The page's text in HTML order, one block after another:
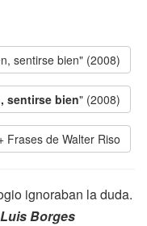
sentirse bien" (2008)
sentirse bien" (2008)
Frases de Walter Riso
ignoraban la duda.
Borges